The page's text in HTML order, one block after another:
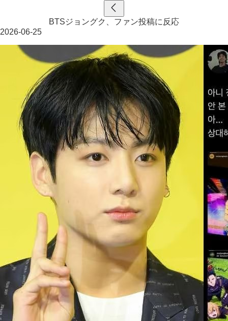
BTSジョングク、ファン投稿に反応
2026-06-25